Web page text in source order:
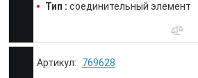
Тип : соединительный элемент
769628